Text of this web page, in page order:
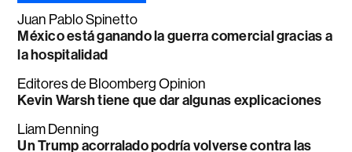
Juan Pablo Spinetto
México está ganando la guerra comercial gracias a
la hospitalidad
Editores de Bloomberg Opinion
Kevin Warsh tiene que dar algunas explicaciones
Liam Denning
Un Trump acorralado podría volverse contra las